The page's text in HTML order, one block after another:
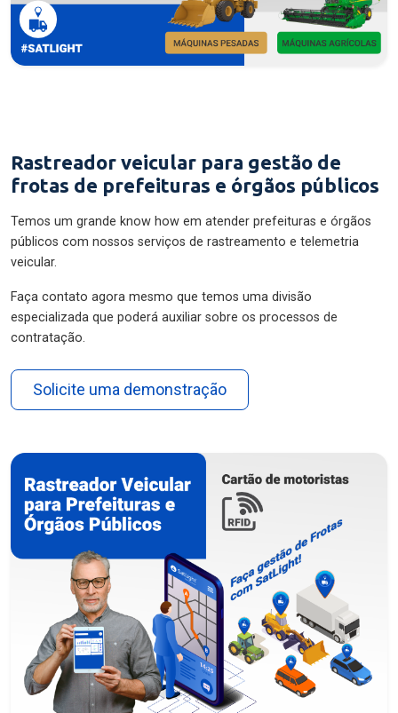
Rastreador veicular para gestão de
frotas de prefeituras e órgãos públicos
Temos um grande know how em atender prefeituras e órgãos
públicos com nossos serviços de rastreamento e telemetria
veicular.
Faça contato agora mesmo que temos uma divisão
especializada que poderá auxiliar sobre os processos de
contratação.
Solicite uma demonstração